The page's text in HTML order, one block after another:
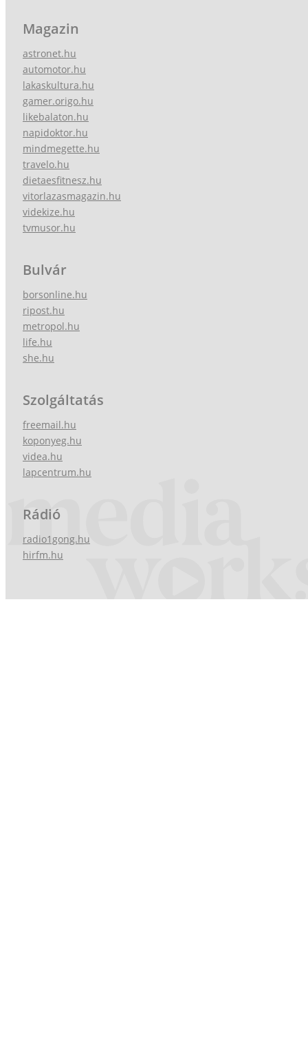
Magazin
astronet.hu
automotor.hu
lakaskultura.hu
gamer.origo.hu
likebalaton.hu
napidoktor.hu
mindmegette.hu
travelo.hu
dietaesfitnesz.hu
vitorlazasmagazin.hu
videkize.hu
tvmusor.hu
Bulvár
borsonline.hu
ripost.hu
metropol.hu
life.hu
she.hu
Szolgáltatás
freemail.hu
koponyeg.hu
videa.hu
lapcentrum.hu
Rádió
radio1gong.hu
hirfm.hu